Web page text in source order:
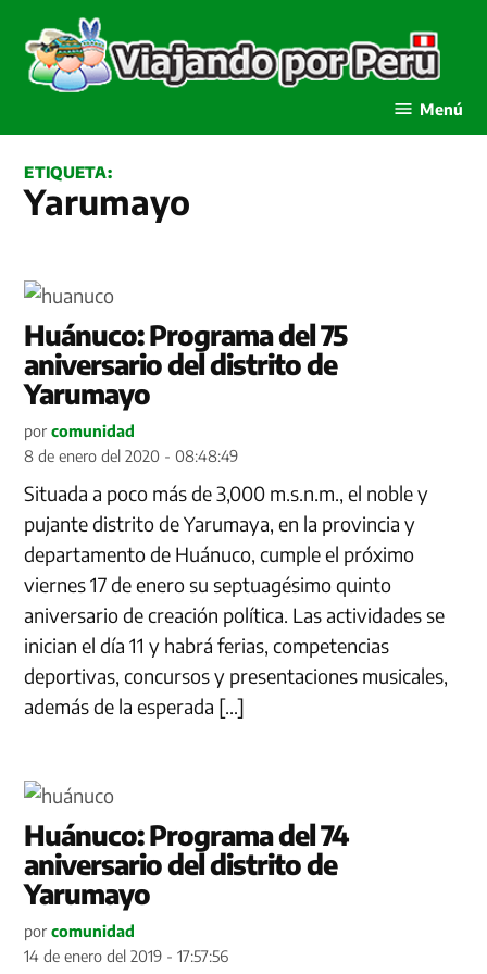
contenido
Menú
ETIQUETA:
Yarumayo
Huánuco: Programa del 75
aniversario del distrito de
Yarumayo
por comunidad
8 de enero del 2020 - 08:48:49
Situada a poco más de 3,000 m.s.n.m., el noble y
pujante distrito de Yarumaya, en la provincia y
departamento de Huánuco, cumple el próximo
viernes 17 de enero su septuagésimo quinto
aniversario de creación política. Las actividades se
inician el día 11 y habrá ferias, competencias
deportivas, concursos y presentaciones musicales,
además de la esperada […]
Huánuco: Programa del 74
aniversario del distrito de
Yarumayo
por comunidad
14 de enero del 2019 - 17:57:56